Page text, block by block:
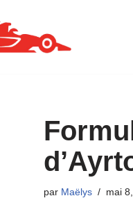
par Maëlys mai